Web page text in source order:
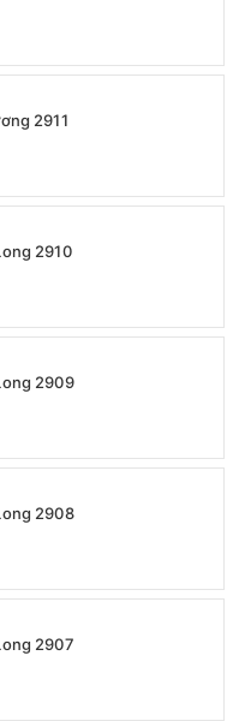
2911
2910
2909
2908
2907